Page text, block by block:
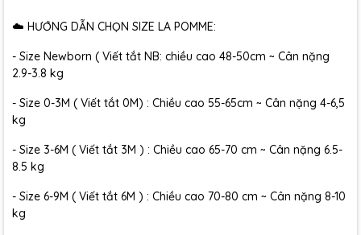
☁️ HƯỚNG DẪN CHỌN SIZE LA POMME:
- Size Newborn ( Viết tắt NB: chiều cao 48-50cm ~ Cân nặng
2.9-3.8 kg
- Size 0-3M ( Viết tắt 0M) : Chiều cao 55-65cm ~ Cân nặng 4-6,5
kg
- Size 3-6M ( Viết tắt 3M ) : Chiều cao 65-70 cm ~ Cân nặng 6.5-
8.5 kg
- Size 6-9M ( Viết tắt 6M ) : Chiều cao 70-80 cm ~ Cân nặng 8-10
kg